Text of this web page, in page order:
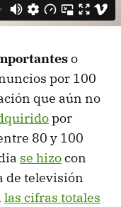
o
por 100
que aún no
por
80 y 100
se hizocon
de televisión
las cifras totales